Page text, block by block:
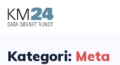
Kategori: Meta